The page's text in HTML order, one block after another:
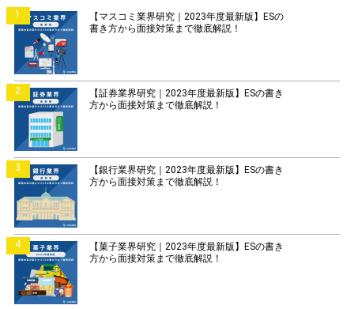
1
【マスコミ業界研究｜2023年度最新版】ESの
書き方から面接対策まで徹底解説！
2
【証券業界研究｜2023年度最新版】ESの書き
方から面接対策まで徹底解説！
3
【銀行業界研究｜2023年度最新版】ESの書き
方から面接対策まで徹底解説！
4
【菓子業界研究｜2023年度最新版】ESの書き
方から面接対策まで徹底解説！